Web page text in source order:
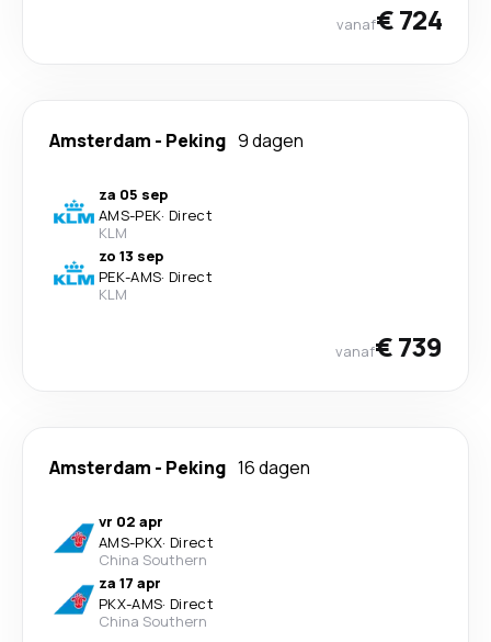
vanaf€ 724
Amsterdam - Peking 9 dagen
za 05 sep
AMS-PEK· Direct
KLM
zo 13 sep
PEK-AMS· Direct
KLM
vanaf€ 739
Amsterdam - Peking 16 dagen
vr 02 apr
AMS-PKX· Direct
China Southern
za 17 apr
PKX-AMS· Direct
China Southern